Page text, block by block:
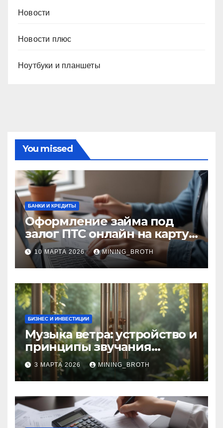
Новости
Новости плюс
Ноутбуки и планшеты
You missed
БАНКИ И КРЕДИТЫ
Оформление займа под
залог ПТС онлайн на карту
без визита в офис: порядок,
требования и документы
10 МАРТА 2026 MINING_BROTH
БИЗНЕС И ИНВЕСТИЦИИ
Музыка ветра: устройство и
принципы звучания
колокольчиков
3 МАРТА 2026 MINING_BROTH